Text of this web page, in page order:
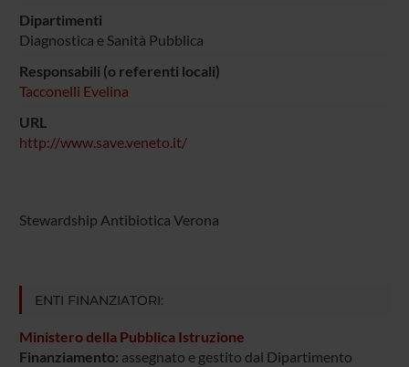
Dipartimenti
Diagnostica e Sanità Pubblica
Responsabili (o referenti locali)
Tacconelli Evelina
URL
http://www.save.veneto.it/
Stewardship Antibiotica Verona
ENTI FINANZIATORI:
Ministero della Pubblica Istruzione
Finanziamento: assegnato e gestito dal Dipartimento